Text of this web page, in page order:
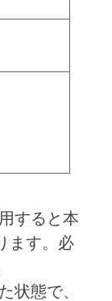
すると本
ます。必
状態で、